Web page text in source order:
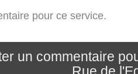
pour ce service.
un commentaire